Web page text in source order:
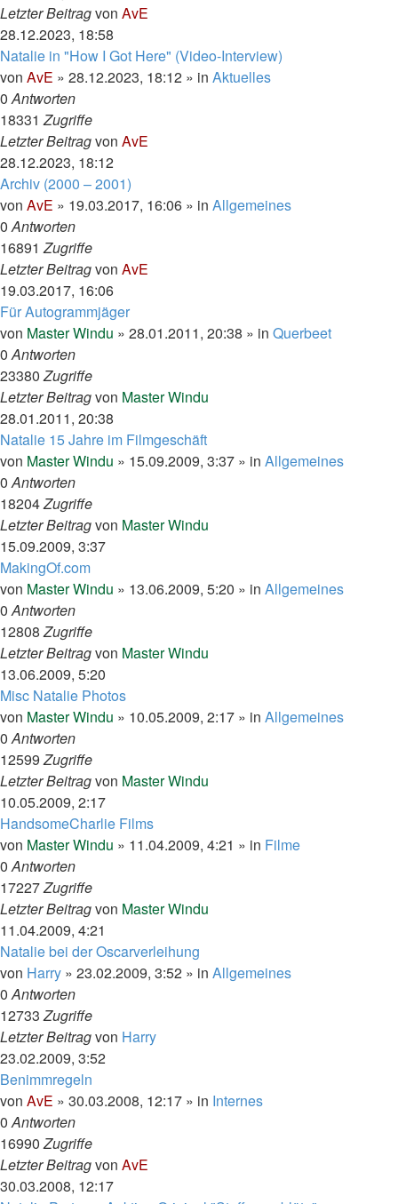
Letzter Beitragvon AvE
28.12.2023, 18:58
Natalie in "How I Got Here" (Video-Interview)
von AvE » 28.12.2023, 18:12 » in Aktuelles
0Antworten
18331Zugriffe
Letzter Beitragvon AvE
28.12.2023, 18:12
Archiv (2000 – 2001)
von AvE » 19.03.2017, 16:06 » in Allgemeines
0Antworten
16891Zugriffe
Letzter Beitragvon AvE
19.03.2017, 16:06
Für Autogrammjäger
von Master Windu » 28.01.2011, 20:38 » in Querbeet
0Antworten
23380Zugriffe
Letzter Beitragvon Master Windu
28.01.2011, 20:38
Natalie 15 Jahre im Filmgeschäft
von Master Windu » 15.09.2009, 3:37 » in Allgemeines
0Antworten
18204Zugriffe
Letzter Beitragvon Master Windu
15.09.2009, 3:37
MakingOf.com
von Master Windu » 13.06.2009, 5:20 » in Allgemeines
0Antworten
12808Zugriffe
Letzter Beitragvon Master Windu
13.06.2009, 5:20
Misc Natalie Photos
von Master Windu » 10.05.2009, 2:17 » in Allgemeines
0Antworten
12599Zugriffe
Letzter Beitragvon Master Windu
10.05.2009, 2:17
HandsomeCharlie Films
von Master Windu » 11.04.2009, 4:21 » in Filme
0Antworten
17227Zugriffe
Letzter Beitragvon Master Windu
11.04.2009, 4:21
Natalie bei der Oscarverleihung
von Harry » 23.02.2009, 3:52 » in Allgemeines
0Antworten
12733Zugriffe
Letzter Beitragvon Harry
23.02.2009, 3:52
Benimmregeln
von AvE » 30.03.2008, 12:17 » in Internes
0Antworten
16990Zugriffe
Letzter Beitragvon AvE
30.03.2008, 12:17